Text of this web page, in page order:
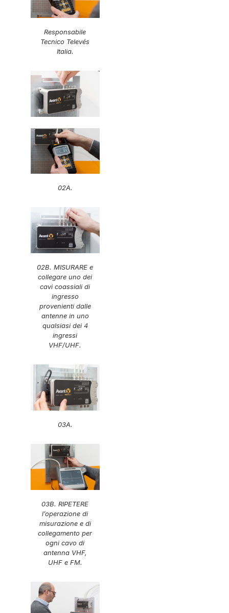
Responsabile
Tecnico Televés
Italia.
02A.
02B. MISURARE e
collegare uno dei
cavi coassiali di
ingresso
provenienti dalle
antenne in uno
qualsiasi dei 4
ingressi
VHF/UHF.
03A.
03B. RIPETERE
l’operazione di
misurazione e di
collegamento per
ogni cavo di
antenna VHF,
UHF e FM.